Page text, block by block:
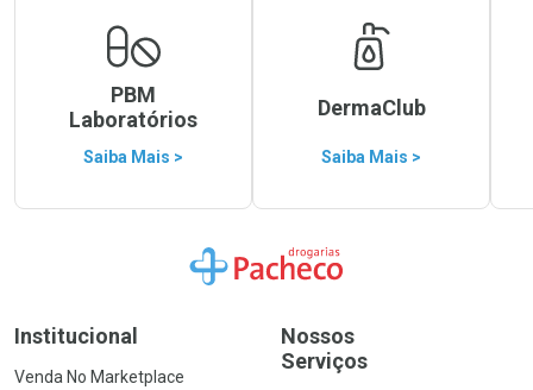
PBM
Laboratórios
Saiba Mais >
DermaClub
Saiba Mais >
Ir para a Home
Institucional
Venda No Marketplace
Nossos
Serviços